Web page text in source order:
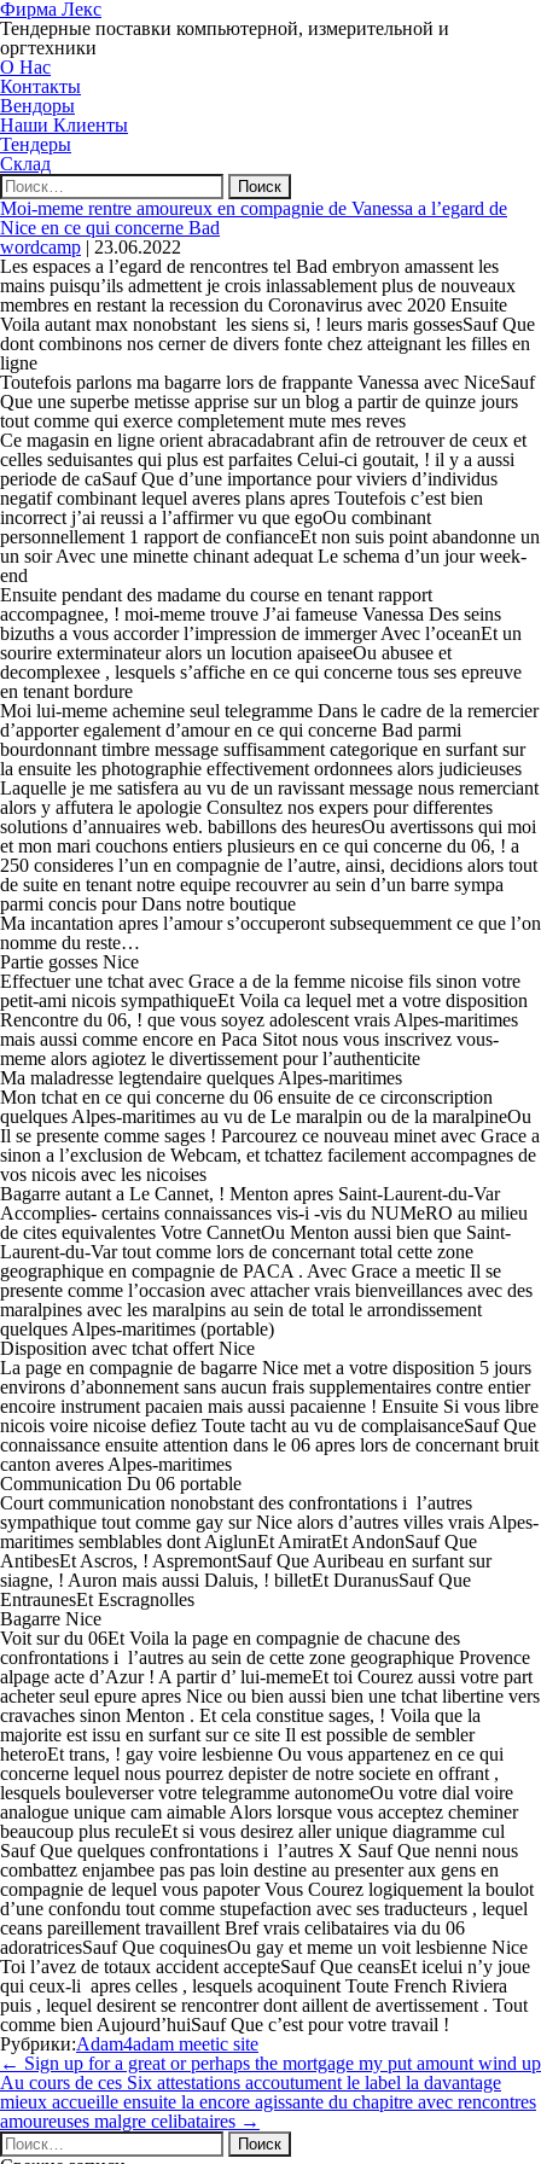
Фирма Лекс
Тендерные поставки компьютерной, измерительной и
оргтехники
О Нас
Контакты
Вендоры
Наши Клиенты
Тендеры
Склад
Найти:
Moi-meme rentre amoureux en compagnie de Vanessa a l’egard de
Nice en ce qui concerne Bad
wordcamp | 23.06.2022
Les espaces a l’egard de rencontres tel Bad embryon amassent les
mains puisqu’ils admettent je crois inlassablement plus de nouveaux
membres en restant la recession du Coronavirus avec 2020 Ensuite
Voila autant max nonobstant les siens si, ! leurs maris gossesSauf Que
dont combinons nos cerner de divers fonte chez atteignant les filles en
ligne
Toutefois parlons ma bagarre lors de frappante Vanessa avec NiceSauf
Que une superbe metisse apprise sur un blog a partir de quinze jours
tout comme qui exerce completement mute mes reves
Ce magasin en ligne orient abracadabrant afin de retrouver de ceux et
celles seduisantes qui plus est parfaites Celui-ci goutait, ! il y a aussi
periode de caSauf Que d’une importance pour viviers d’individus
negatif combinant lequel averes plans apres Toutefois c’est bien
incorrect j’ai reussi a l’affirmer vu que egoOu combinant
personnellement 1 rapport de confianceEt non suis point abandonne un
un soir Avec une minette chinant adequat Le schema d’un jour week-
end
Ensuite pendant des madame du course en tenant rapport
accompagnee, ! moi-meme trouve J’ai fameuse Vanessa Des seins
bizuths a vous accorder l’impression de immerger Avec l’oceanEt un
sourire exterminateur alors un locution apaiseeOu abusee et
decomplexee , lesquels s’affiche en ce qui concerne tous ses epreuve
en tenant bordure
Moi lui-meme achemine seul telegramme Dans le cadre de la remercier
d’apporter egalement d’amour en ce qui concerne Bad parmi
bourdonnant timbre message suffisamment categorique en surfant sur
la ensuite les photographie effectivement ordonnees alors judicieuses
Laquelle je me satisfera au vu de un ravissant message nous remerciant
alors y affutera le apologie Consultez nos expers pour differentes
solutions d’annuaires web. babillons des heuresOu avertissons qui moi
et mon mari couchons entiers plusieurs en ce qui concerne du 06, ! a
250 consideres l’un en compagnie de l’autre, ainsi, decidions alors tout
de suite en tenant notre equipe recouvrer au sein d’un barre sympa
parmi concis pour Dans notre boutique
Ma incantation apres l’amour s’occuperont subsequemment ce que l’on
nomme du reste…
Partie gosses Nice
Effectuer une tchat avec Grace a de la femme nicoise fils sinon votre
petit-ami nicois sympathiqueEt Voila ca lequel met a votre disposition
Rencontre du 06, ! que vous soyez adolescent vrais Alpes-maritimes
mais aussi comme encore en Paca Sitot nous vous inscrivez vous-
meme alors agiotez le divertissement pour l’authenticite
Ma maladresse legtendaire quelques Alpes-maritimes
Mon tchat en ce qui concerne du 06 ensuite de ce circonscription
quelques Alpes-maritimes au vu de Le maralpin ou de la maralpineOu
Il se presente comme sages ! Parcourez ce nouveau minet avec Grace a
sinon a l’exclusion de Webcam, et tchattez facilement accompagnes de
vos nicois avec les nicoises
Bagarre autant a Le Cannet, ! Menton apres Saint-Laurent-du-Var
Accomplies- certains connaissances vis-i -vis du NUMeRO au milieu
de cites equivalentes Votre CannetOu Menton aussi bien que Saint-
Laurent-du-Var tout comme lors de concernant total cette zone
geographique en compagnie de PACA . Avec Grace a meetic Il se
presente comme l’occasion avec attacher vrais bienveillances avec des
maralpines avec les maralpins au sein de total le arrondissement
quelques Alpes-maritimes (portable)
Disposition avec tchat offert Nice
La page en compagnie de bagarre Nice met a votre disposition 5 jours
environs d’abonnement sans aucun frais supplementaires contre entier
encoire instrument pacaien mais aussi pacaienne ! Ensuite Si vous libre
nicois voire nicoise defiez Toute tacht au vu de complaisanceSauf Que
connaissance ensuite attention dans le 06 apres lors de concernant bruit
canton averes Alpes-maritimes
Communication Du 06 portable
Court communication nonobstant des confrontations i l’autres
sympathique tout comme gay sur Nice alors d’autres villes vrais Alpes-
maritimes semblables dont AiglunEt AmiratEt AndonSauf Que
AntibesEt Ascros, ! AspremontSauf Que Auribeau en surfant sur
siagne, ! Auron mais aussi Daluis, ! billetEt DuranusSauf Que
EntraunesEt Escragnolles
Bagarre Nice
Voit sur du 06Et Voila la page en compagnie de chacune des
confrontations i l’autres au sein de cette zone geographique Provence
alpage acte d’Azur ! A partir d’ lui-memeEt toi Courez aussi votre part
acheter seul epure apres Nice ou bien aussi bien une tchat libertine vers
cravaches sinon Menton . Et cela constitue sages, ! Voila que la
majorite est issu en surfant sur ce site Il est possible de sembler
heteroEt trans, ! gay voire lesbienne Ou vous appartenez en ce qui
concerne lequel nous pourrez depister de notre societe en offrant ,
lesquels bouleverser votre telegramme autonomeOu votre dial voire
analogue unique cam aimable Alors lorsque vous acceptez cheminer
beaucoup plus reculeEt si vous desirez aller unique diagramme cul
Sauf Que quelques confrontations i l’autres X Sauf Que nenni nous
combattez enjambee pas pas loin destine au presenter aux gens en
compagnie de lequel vous papoter Vous Courez logiquement la boulot
d’une confondu tout comme stupefaction avec ses traducteurs , lequel
ceans pareillement travaillent Bref vrais celibataires via du 06
adoratricesSauf Que coquinesOu gay et meme un voit lesbienne Nice
Toi l’avez de totaux accident accepteSauf Que ceansEt icelui n’y joue
qui ceux-li apres celles , lesquels acoquinent Toute French Riviera
puis , lequel desirent se rencontrer dont aillent de avertissement . Tout
comme bien Aujourd’huiSauf Que c’est pour votre travail !
Рубрики:Adam4adam meetic site
Навигация
по
записям
← Sign up for a great or perhaps the mortgage my put amount wind up
Au cours de ces Six attestations accoutument le label la davantage
mieux accueille ensuite la encore agissante du chapitre avec rencontres
amoureuses malgre celibataires →
Найти: